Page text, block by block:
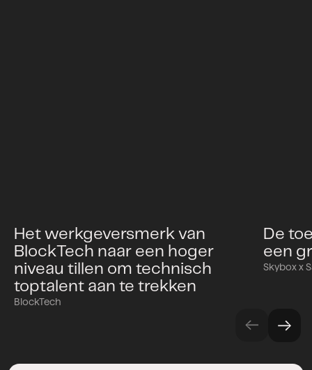
Het werkgeversmerk van
BlockTech naar een hoger
niveau tillen om technisch
toptalent aan te trekken
BlockTech
De
een
Skybox x